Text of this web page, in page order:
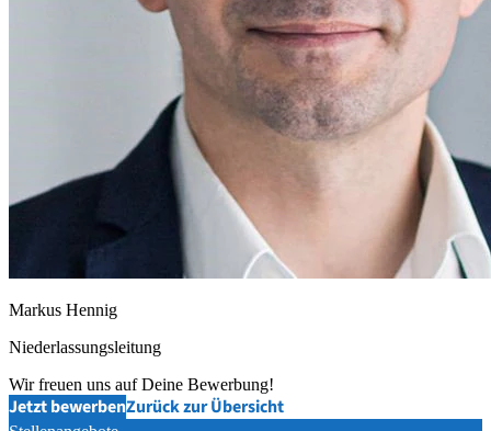
Markus Hennig
Niederlassungsleitung
Wir freuen uns auf Deine Bewerbung!
Jetzt bewerbenZurück zur Übersicht